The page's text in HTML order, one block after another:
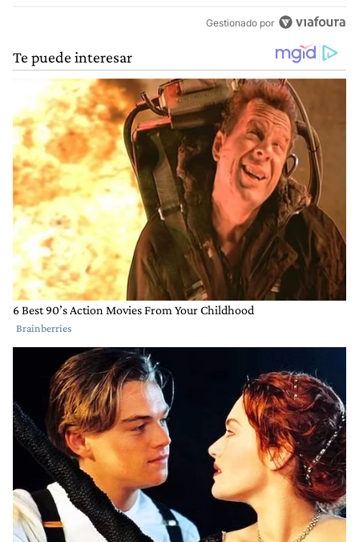
Gestionado por